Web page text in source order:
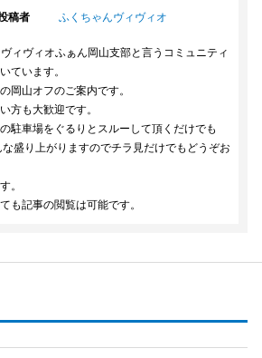
稿者 ふくちゃんヴィヴィオ
ィヴィオふぁん岡山支部と言うコミュニティ
ています。
岡山オフのご案内です。
方も大歓迎です。
駐車場をぐるりとスルーして頂くだけでも
な盛り上がりますのでチラ見だけでもどうぞお
。
も記事の閲覧は可能です。